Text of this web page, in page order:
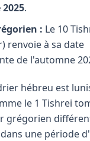
.
: Le 10
renvoie à sa date
de l'automne
hébreu est
le 1 Tishrei
grégorien
une période